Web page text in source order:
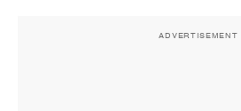
ADVERTISEMENT